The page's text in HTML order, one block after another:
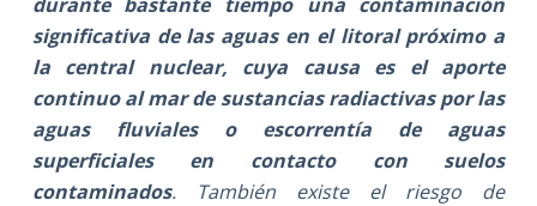
significativa de las aguas en el litoral próximo a
la central nuclear, cuya causa es el aporte
continuo al mar de sustancias radiactivas por las
aguas fluviales o escorrentía de aguas
superficiales en contacto con suelos
contaminados. También existe el riesgo de